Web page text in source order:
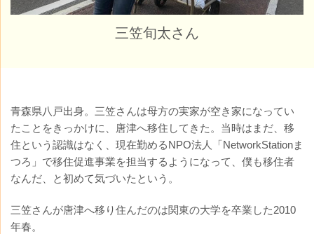
三笠旬太さん
青森県八戸出身。三笠さんは母方の実家が空き家になってい
たことをきっかけに、唐津へ移住してきた。当時はまだ、移
住という認識はなく、現在勤めるNPO法人「NetworkStationま
つろ」で移住促進事業を担当するようになって、僕も移住者
なんだ、と初めて気づいたという。
三笠さんが唐津へ移り住んだのは関東の大学を卒業した2010
年春。